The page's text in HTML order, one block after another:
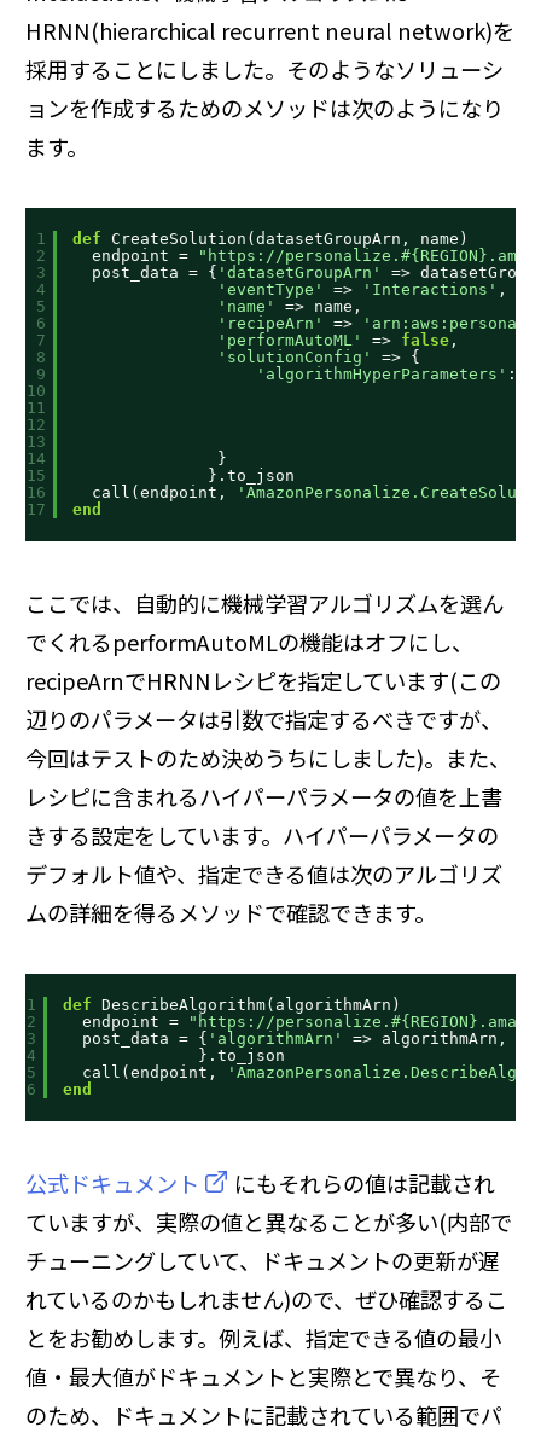
HRNN(hierarchical recurrent neural network)を
採用することにしました。そのようなソリューシ
ョンを作成するためのメソッドは次のようになり
ます。
1
2
3
4
5
6
7
8
9
10
11
12
13
14
15
16
17
def CreateSolution(datasetGroupArn, name)
endpoint =
" https://personalize.#
post_data = { 'datasetGroupArn'
=>
'eventType'
=> 'Interactions' ,
'name'
=> name,
'recipeArn'
=>
'performAutoML'
=> false ,
'solutionConfig'
=> {
'algorithmHyperParameters' : {
}
}.to_json
call(endpoint,
end
ここでは、自動的に機械学習アルゴリズムを選ん
でくれるperformAutoMLの機能はオフにし、
recipeArnでHRNNレシピを指定しています(この
辺りのパラメータは引数で指定するべきですが、
今回はテストのため決めうちにしました)。また、
レシピに含まれるハイパーパラメータの値を上書
きする設定をしています。ハイパーパラメータの
デフォルト値や、指定できる値は次のアルゴリズ
ムの詳細を得るメソッドで確認できます。
1
2
3
4
5
6
def DescribeAlgorithm(algorithmArn)
endpoint =
" https://personalize.#
post_data = { 'algorithmArn'
=> algorithmArn,
}.to_json
call(endpoint,
end
公式ドキュメント
にもそれらの値は記載され
ていますが、実際の値と異なることが多い(内部で
チューニングしていて、ドキュメントの更新が遅
れているのかもしれません)ので、ぜひ確認するこ
とをお勧めします。例えば、指定できる値の最小
値・最大値がドキュメントと実際とで異なり、そ
のため、ドキュメントに記載されている範囲でパ